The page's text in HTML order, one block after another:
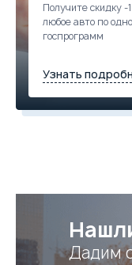
Получите скидку -
любое авто по
госпрограмм
Узнать
Дадим